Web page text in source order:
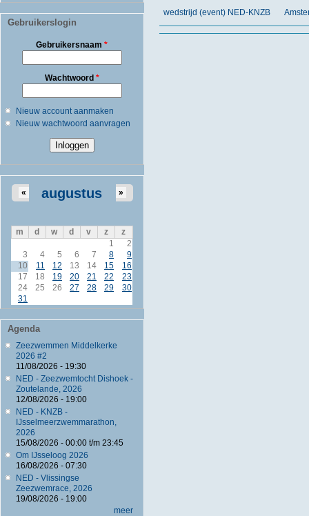
Gebruikerslogin
Gebruikersnaam*
Wachtwoord *
Nieuw account aanmaken
Nieuw wachtwoord aanvragen
augustus
« »
m d w d v z
z
1
2
3
4 5 6 7 8
9
10
11 12 13 14 15
16
17
18 19 20 21 22
23
24
25 26 27 28 29
30
31
Agenda
Zeezwemmen Middelkerke
2026 #2
11/08/2026 - 19:30
NED - Zeezwemtocht Dishoek -
Zoutelande, 2026
12/08/2026 - 19:00
NED - KNZB -
IJsselmeerzwemmarathon,
2026
15/08/2026 - 00:00t/m 23:45
Om IJsseloog 2026
16/08/2026 - 07:30
NED - Vlissingse
Zeezwemrace, 2026
19/08/2026 - 19:00
meer
wedstrijd (event) NED-KNZB